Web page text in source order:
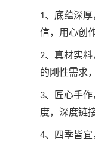
1、 底蕴深厚
信，用心创
2、真材实料
的刚性需求
3、 匠心手
度，深度链
4、四季皆